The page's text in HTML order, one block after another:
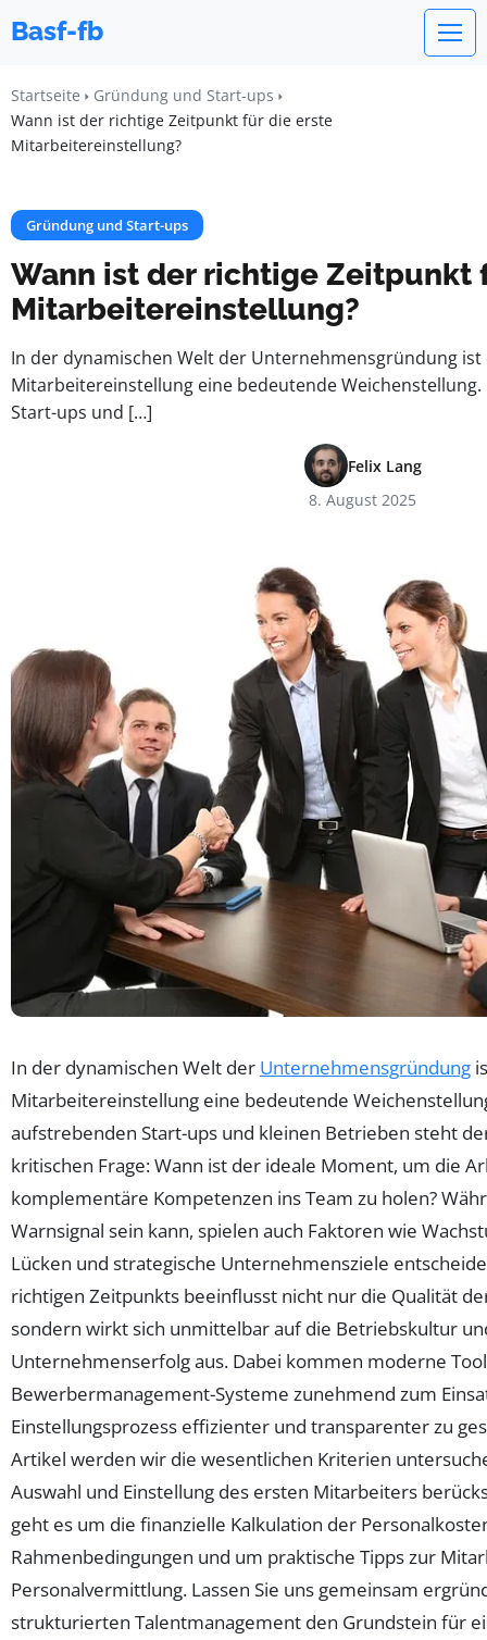
Basf-fb
Startseite
Gründung und Start-ups
Wann ist der richtige Zeitpunkt für die erste
Mitarbeitereinstellung?
Gründung und Start-ups
Wann ist der richtige Zeitpunkt
Mitarbeitereinstellung?
In der dynamischen Welt der Unternehmensgründung
Mitarbeitereinstellung eine bedeutende
Start-ups und […]
Felix Lang
8. August 2025
In der dynamischen Welt der Unternehmensgründung
Mitarbeitereinstellung eine bedeutende
aufstrebenden Start-ups und kleinen Betrieben steht
kritischen Frage: Wann ist der ideale Moment, um die
komplementäre Kompetenzen ins Team zu holen?
Warnsignal sein kann, spielen auch Faktoren wie
Lücken und strategische Unternehmensziele
richtigen Zeitpunkts beeinflusst nicht nur die Qualität
sondern wirkt sich unmittelbar auf die Betriebskultur
Unternehmenserfolg aus. Dabei kommen moderne
Bewerbermanagement-Systeme zunehmend zum
Einstellungsprozess effizienter und transparenter zu
Artikel werden wir die wesentlichen Kriterien
Auswahl und Einstellung des ersten Mitarbeiters
geht es um die finanzielle Kalkulation der
Rahmenbedingungen und um praktische Tipps zur
Personalvermittlung. Lassen Sie uns gemeinsam
strukturierten Talentmanagement den Grundstein für